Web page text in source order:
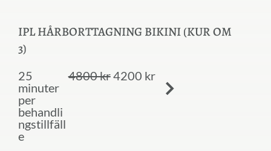
IPL HÅRBORTTAGNING BIKINI (KUR OM
3)
25
minuter
per
behandli
ngstillfäll
e
4800 kr4200 kr